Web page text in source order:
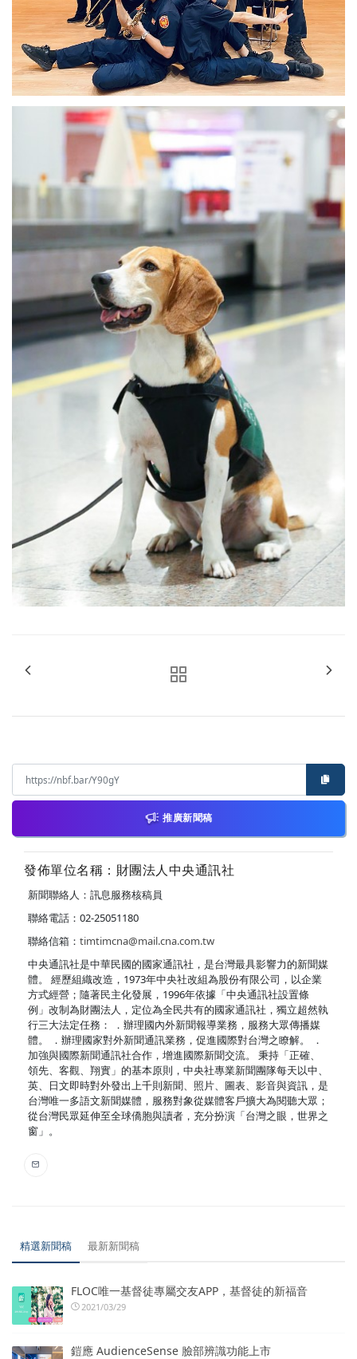
推廣新聞稿
發佈單位名稱：財團法人中央通訊社
新聞聯絡人：訊息服務核稿員
聯絡電話：02-25051180
聯絡信箱： timtimcna@mail.cna.com.tw
中央通訊社是中華民國的國家通訊社，是台灣最具影響力的新聞媒
體。 經歷組織改造，1973年中央社改組為股份有限公司，以企業
方式經營；隨著民主化發展，1996年依據「中央通訊社設置條
例」改制為財團法人，定位為全民共有的國家通訊社，獨立超然執
行三大法定任務： ．辦理國內外新聞報導業務，服務大眾傳播媒
體。 ．辦理國家對外新聞通訊業務，促進國際對台灣之瞭解。 ．
加強與國際新聞通訊社合作，增進國際新聞交流。 秉持「正確、
領先、客觀、翔實」的基本原則，中央社專業新聞團隊每天以中、
英、日文即時對外發出上千則新聞、照片、圖表、影音與資訊，是
台灣唯一多語文新聞媒體，服務對象從媒體客戶擴大為閱聽大眾；
從台灣民眾延伸至全球僑胞與讀者，充分扮演「台灣之眼，世界之
窗」。
精選新聞稿 最新新聞稿
FLOC唯一基督徒專屬交友APP，基督徒的新福音
2021/03/29
鎧應 AudienceSense 臉部辨識功能上市